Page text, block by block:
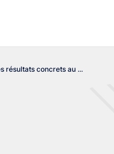
résultats concrets au ...